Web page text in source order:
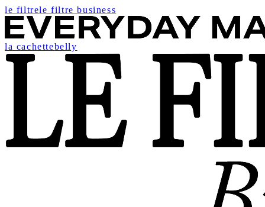
le filtrele filtre business
la cachettebelly